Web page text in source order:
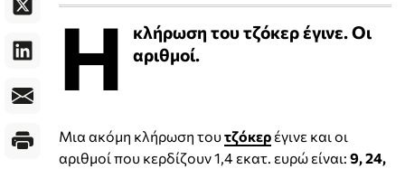
Η
κλήρωση του τζόκερ έγινε. Οι
αριθμοί.
Μια ακόμη κλήρωση τουτζόκερ έγινε και οι
αριθμοί που κερδίζουν 1,4 εκατ. ευρώ είναι: 9, 24,